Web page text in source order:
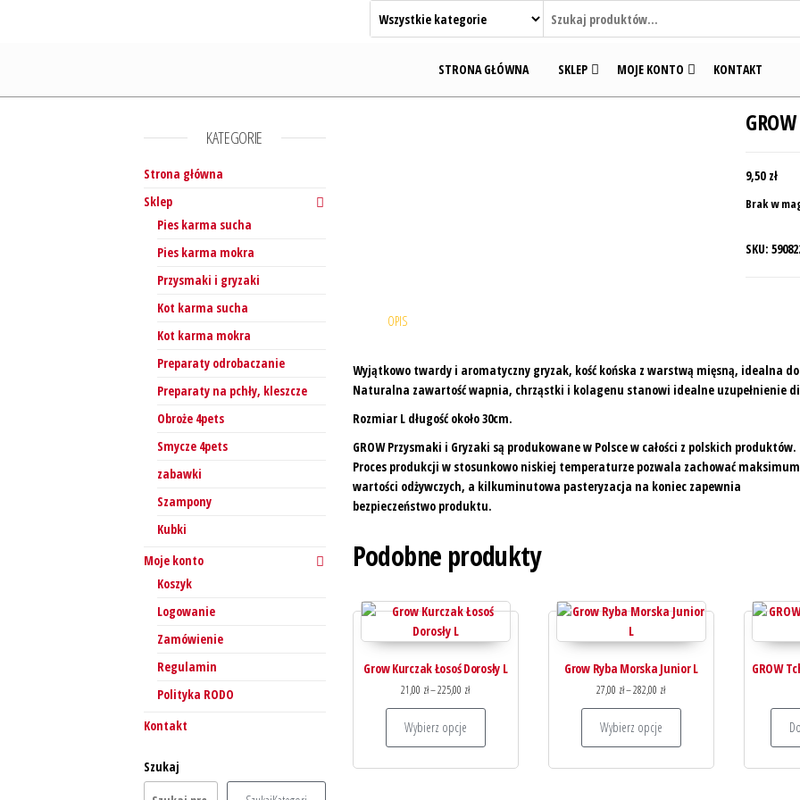
STRONA GŁÓWNA SKLEP MOJE KONTO KONTAKT
9,50 zł
Brak w
SKU:
OPIS
Wyjątkowo twardy i aromatyczny gryzak, kość końska z warstwą mięsną, idealna
Naturalna zawartość wapnia, chrząstki i kolagenu stanowi idealne uzupełnienie
Rozmiar L długość około 30cm.
GROW Przysmaki i Gryzaki są produkowane w Polsce w całości z polskich produktów.
Proces produkcji w stosunkowo niskiej temperaturze pozwala zachować maksimum
wartości odżywczych, a kilkuminutowa pasteryzacja na koniec zapewnia
bezpieczeństwo produktu.
Podobne produkty
Grow Kurczak Łosoś Dorosły L
21,00 zł–225,00 złZakres cen: od 21,00 zł do 225,00 zł
Wybierz opcje
Ten produkt ma wiele wariantów. Opcje można wybrać na
Grow Ryba Morska Junior L
27,00 zł–282,00 złZakres cen: od 27,00 zł do 282,00 zł
Wybierz opcje
Ten produkt ma wiele
GROW
KATEGORIE
Strona główna
Sklep
Pies karma sucha
Pies karma mokra
Przysmaki i gryzaki
Kot karma sucha
Kot karma mokra
Preparaty odrobaczanie
Preparaty na pchły, kleszcze
Obroże 4pets
Smycze 4pets
zabawki
Szampony
Kubki
Moje konto
Koszyk
Logowanie
Zamówienie
Regulamin
Polityka RODO
Kontakt
Szukaj